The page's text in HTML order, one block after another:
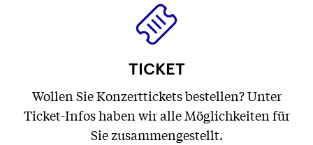
TICKET
Wollen Sie Konzerttickets bestellen? Unter
Ticket-Infos haben wir alle Möglichkeiten für
Sie zusammengestellt.